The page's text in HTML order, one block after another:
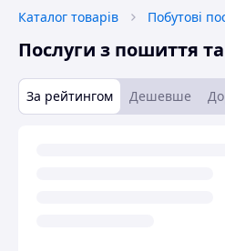
Каталог товарів Побутові
Послуги з пошиття
За рейтингом Дешевше